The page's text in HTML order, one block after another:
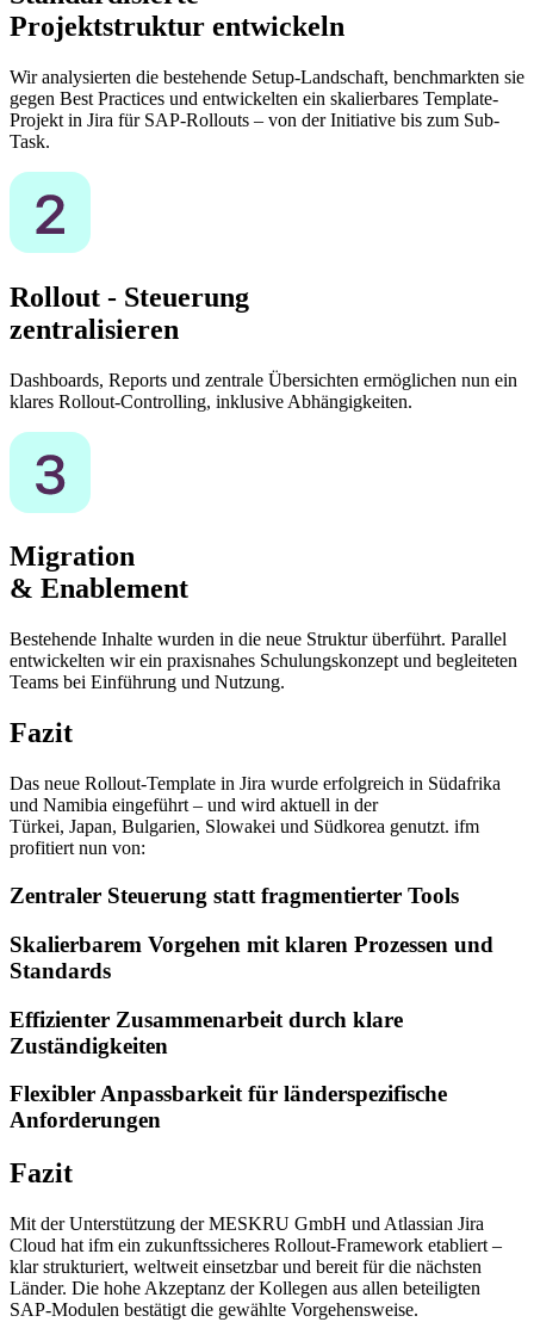
Projektstruktur entwickeln
Wir analysierten die bestehende Setup-Landschaft, benchmarkten sie
gegen Best Practices und entwickelten ein skalierbares Template-
Projekt in Jira für SAP-Rollouts – von der Initiative bis zum Sub-
Task.
Rollout - Steuerung
zentralisieren
Dashboards, Reports und zentrale Übersichten ermöglichen nun ein
klares Rollout-Controlling, inklusive Abhängigkeiten.
Migration
& Enablement
Bestehende Inhalte wurden in die neue Struktur überführt. Parallel
entwickelten wir ein praxisnahes Schulungskonzept und begleiteten
Teams bei Einführung und Nutzung.
Fazit
Das neue Rollout-Template in Jira wurde erfolgreich in Südafrika
und Namibia eingeführt – und wird aktuell in der
Türkei, Japan, Bulgarien, Slowakei und Südkorea genutzt. ifm
profitiert nun von:
Zentraler Steuerung statt fragmentierter Tools
Skalierbarem Vorgehen mit klaren Prozessen und
Standards
Effizienter Zusammenarbeit durch klare
Zuständigkeiten
Flexibler Anpassbarkeit für länderspezifische
Anforderungen
Fazit
Mit der Unterstützung der MESKRU GmbH und Atlassian Jira
Cloud hat ifm ein zukunftssicheres Rollout-Framework etabliert –
klar strukturiert, weltweit einsetzbar und bereit für die nächsten
Länder. Die hohe Akzeptanz der Kollegen aus allen beteiligten
SAP-Modulen bestätigt die gewählte Vorgehensweise.